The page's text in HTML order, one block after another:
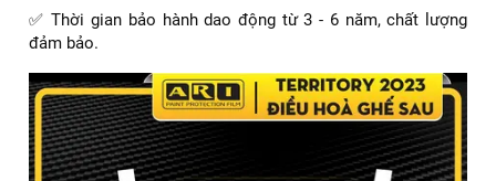
✅ Thời gian bảo hành dao động từ 3 - 6 năm, chất lượng
đảm bảo.